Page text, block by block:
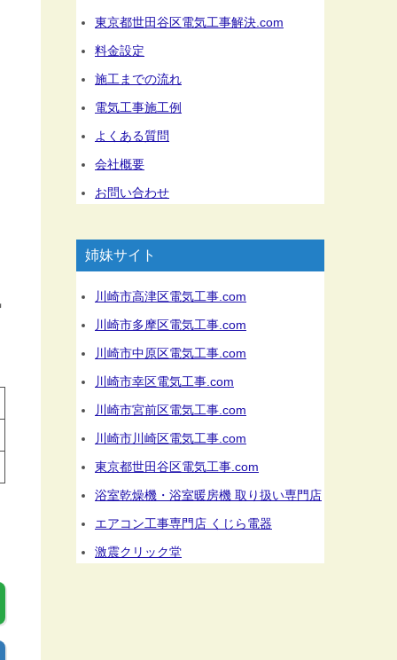
東京都世田谷区電気工事解決.com
料金設定
施工までの流れ
電気工事施工例
よくある質問
会社概要
お問い合わせ
姉妹サイト
川崎市高津区電気工事.com
川崎市多摩区電気工事.com
川崎市中原区電気工事.com
川崎市幸区電気工事.com
川崎市宮前区電気工事.com
川崎市川崎区電気工事.com
東京都世田谷区電気工事.com
浴室乾燥機・浴室暖房機 取り扱い専門店
エアコン工事専門店 くじら電器
激震クリック堂